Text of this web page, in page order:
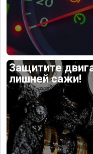
Защитите
лишней сажи!